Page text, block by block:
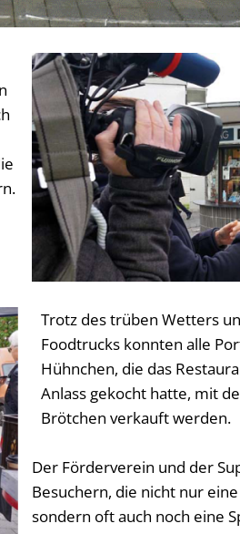
Trotz des trüben Wetters
Foodtrucks konnten alle
Hühnchen, die das
Anlass gekocht hatte, mit
Brötchen verkauft werden.
Der Förderverein und der
Besuchern, die nicht nur
sondern oft auch noch eine